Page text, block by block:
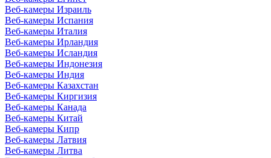
Веб-камеры Израиль
Веб-камеры Испания
Веб-камеры Италия
Веб-камеры Ирландия
Веб-камеры Исландия
Веб-камеры Индонезия
Веб-камеры Индия
Веб-камеры Казахстан
Веб-камеры Киргизия
Веб-камеры Канада
Веб-камеры Китай
Веб-камеры Кипр
Веб-камеры Латвия
Веб-камеры Литва